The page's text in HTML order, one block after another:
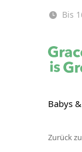
Babys
Bis
Zurück